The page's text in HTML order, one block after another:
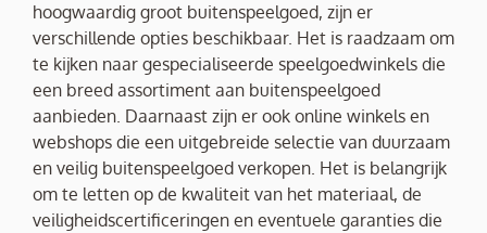
hoogwaardig groot buitenspeelgoed, zijn er
verschillende opties beschikbaar. Het is raadzaam om
te kijken naar gespecialiseerde speelgoedwinkels die
een breed assortiment aan buitenspeelgoed
aanbieden. Daarnaast zijn er ook online winkels en
webshops die een uitgebreide selectie van duurzaam
en veilig buitenspeelgoed verkopen. Het is belangrijk
om te letten op de kwaliteit van het materiaal, de
veiligheidscertificeringen en eventuele garanties die